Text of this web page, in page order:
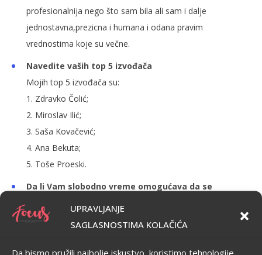
UPRAVLJANJE
SAGLASNOSTIMA KOLAČIĆA
Da bismo pružili najbolje iskustvo, koristimo tehnologije
profesionalnija nego što sam bila ali sam i dalje
jednostavna,prezicna i humana i odana pravim
vrednostima koje su večne.
Navedite vaših top 5 izvođača
Mojih top 5 izvođača su:
1. Zdravko Čolić;
2. Miroslav Ilić;
3. Saša Kovačević;
4. Ana Bekuta;
5. Toše Proeski.
Da li Vam slobodno vreme omogućava da se
Slobodnog vremena imam jako malo,ali kada god mi se
aktivnostima koje će drugima puno značiti .